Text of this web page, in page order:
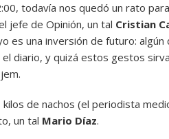
todavía nos quedó un rato
jefe de Opinión, un tal Cristian
es una inversión de futuro: algún
diario, y quizá estos gestos
de nachos (el periodista
un tal Mario Díaz.